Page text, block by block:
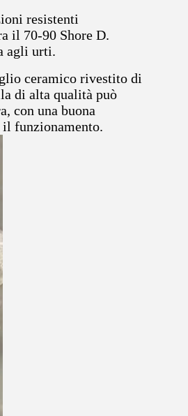
resistenti
il 70-90 Shore D.
agli urti.
ceramico rivestito di
di alta qualità può
con una buona
funzionamento.